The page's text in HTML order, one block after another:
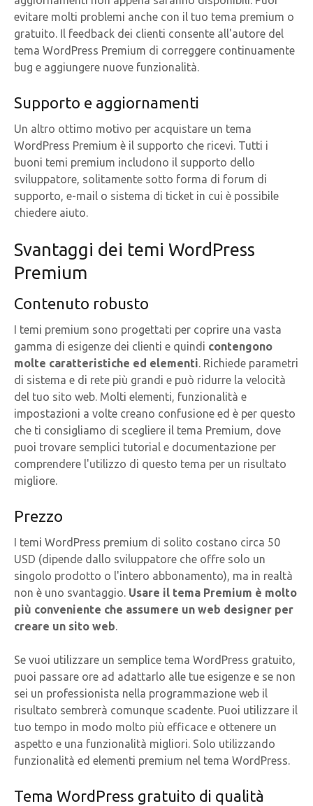
evitare molti problemi anche con il tuo tema premium o
gratuito. Il feedback dei clienti consente all'autore del
tema WordPress Premium di correggere continuamente
bug e aggiungere nuove funzionalità.
Supporto e aggiornamenti
Un altro ottimo motivo per acquistare un tema
WordPress Premium è il supporto che ricevi. Tutti i
buoni temi premium includono il supporto dello
sviluppatore, solitamente sotto forma di forum di
supporto, e-mail o sistema di ticket in cui è possibile
chiedere aiuto.
Svantaggi dei temi WordPress
Premium
Contenuto robusto
I temi premium sono progettati per coprire una vasta
gamma di esigenze dei clienti e quindi contengono
molte caratteristiche ed elementi. Richiede parametri
di sistema e di rete più grandi e può ridurre la velocità
del tuo sito web. Molti elementi, funzionalità e
impostazioni a volte creano confusione ed è per questo
che ti consigliamo di scegliere il tema Premium, dove
puoi trovare semplici tutorial e documentazione per
comprendere l'utilizzo di questo tema per un risultato
migliore.
Prezzo
I temi WordPress premium di solito costano circa 50
USD (dipende dallo sviluppatore che offre solo un
singolo prodotto o l'intero abbonamento), ma in realtà
non è uno svantaggio. Usare il tema Premium è molto
più conveniente che assumere un web designer per
creare un sito web.
Se vuoi utilizzare un semplice tema WordPress gratuito,
puoi passare ore ad adattarlo alle tue esigenze e se non
sei un professionista nella programmazione web il
risultato sembrerà comunque scadente. Puoi utilizzare il
tuo tempo in modo molto più efficace e ottenere un
aspetto e una funzionalità migliori. Solo utilizzando
funzionalità ed elementi premium nel tema WordPress.
Tema WordPress gratuito di qualità